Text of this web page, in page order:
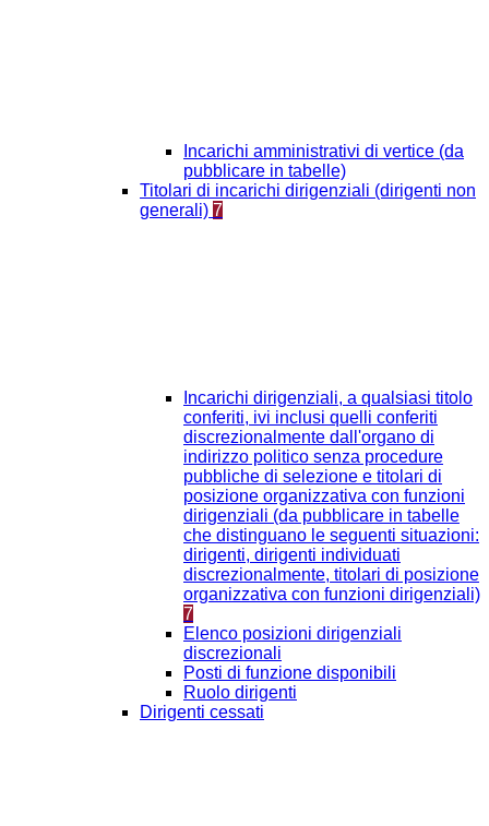
Incarichi amministrativi di vertice (da
pubblicare in tabelle)
Titolari di incarichi dirigenziali (dirigenti non
generali) 7
Incarichi dirigenziali, a qualsiasi titolo
conferiti, ivi inclusi quelli conferiti
discrezionalmente dall'organo di
indirizzo politico senza procedure
pubbliche di selezione e titolari di
posizione organizzativa con funzioni
dirigenziali (da pubblicare in tabelle
che distinguano le seguenti situazioni:
dirigenti, dirigenti individuati
discrezionalmente, titolari di posizione
organizzativa con funzioni dirigenziali)
7
Elenco posizioni dirigenziali
discrezionali
Posti di funzione disponibili
Ruolo dirigenti
Dirigenti cessati